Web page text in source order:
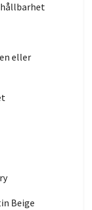
eller
Beige